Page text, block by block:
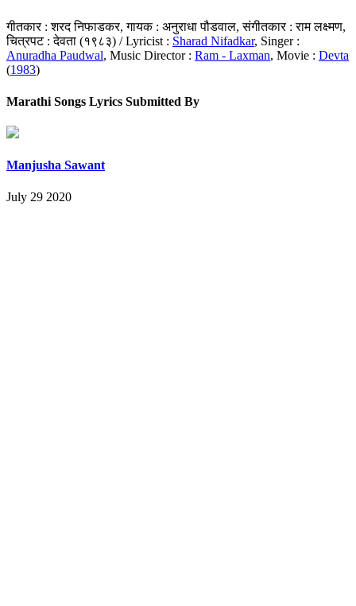
गीतकार : शरद निफाडकर, गायक : अनुराधा पौडवाल, संगीतकार : राम लक्ष्मण,
चित्रपट : देवता (१९८३) / Lyricist : Sharad Nifadkar, Singer :
Anuradha Paudwal, Music Director : Ram - Laxman, Movie : Devta
(1983)
Marathi Songs Lyrics Submitted By
Manjusha Sawant
July 29 2020